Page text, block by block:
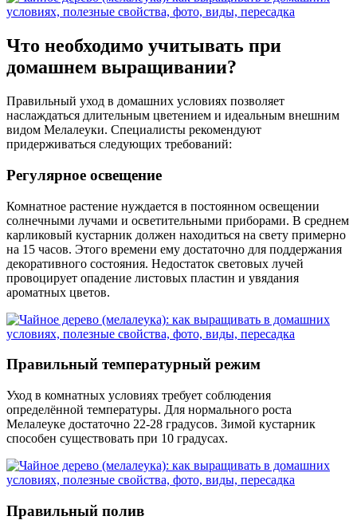
Что необходимо учитывать при
домашнем выращивании?
Правильный уход в домашних условиях позволяет
наслаждаться длительным цветением и идеальным внешним
видом Мелалеуки. Специалисты рекомендуют
придерживаться следующих требований:
Регулярное освещение
Комнатное растение нуждается в постоянном освещении
солнечными лучами и осветительными приборами. В среднем
карликовый кустарник должен находиться на свету примерно
на 15 часов. Этого времени ему достаточно для поддержания
декоративного состояния. Недостаток световых лучей
провоцирует опадение листовых пластин и увядания
ароматных цветов.
Правильный температурный режим
Уход в комнатных условиях требует соблюдения
определённой температуры. Для нормального роста
Мелалеуке достаточно 22-28 градусов. Зимой кустарник
способен существовать при 10 градусах.
Правильный полив